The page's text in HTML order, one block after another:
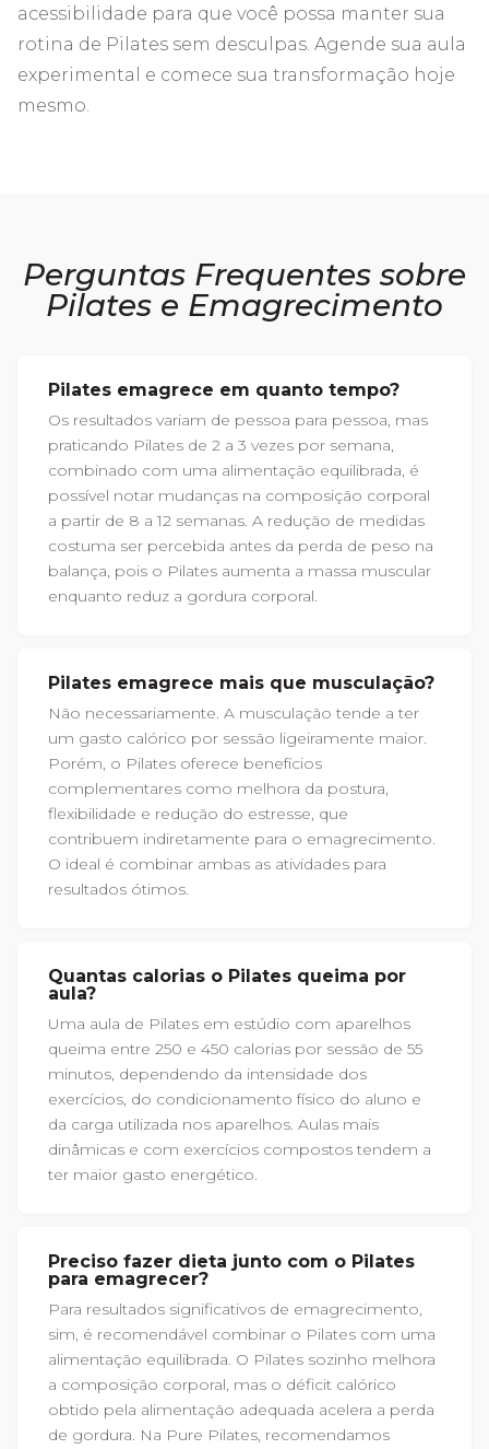
acessibilidade para que você possa manter sua
rotina de Pilates sem desculpas. Agende sua aula
experimental e comece sua transformação hoje
mesmo.
Perguntas Frequentes sobre
Pilates e Emagrecimento
Pilates emagrece em quanto tempo?
Os resultados variam de pessoa para pessoa, mas
praticando Pilates de 2 a 3 vezes por semana,
combinado com uma alimentação equilibrada, é
possível notar mudanças na composição corporal
a partir de 8 a 12 semanas. A redução de medidas
costuma ser percebida antes da perda de peso na
balança, pois o Pilates aumenta a massa muscular
enquanto reduz a gordura corporal.
Pilates emagrece mais que musculação?
Não necessariamente. A musculação tende a ter
um gasto calórico por sessão ligeiramente maior.
Porém, o Pilates oferece benefícios
complementares como melhora da postura,
flexibilidade e redução do estresse, que
contribuem indiretamente para o emagrecimento.
O ideal é combinar ambas as atividades para
resultados ótimos.
Quantas calorias o Pilates queima por
aula?
Uma aula de Pilates em estúdio com aparelhos
queima entre 250 e 450 calorias por sessão de 55
minutos, dependendo da intensidade dos
exercícios, do condicionamento físico do aluno e
da carga utilizada nos aparelhos. Aulas mais
dinâmicas e com exercícios compostos tendem a
ter maior gasto energético.
Preciso fazer dieta junto com o Pilates
para emagrecer?
Para resultados significativos de emagrecimento,
sim, é recomendável combinar o Pilates com uma
alimentação equilibrada. O Pilates sozinho melhora
a composição corporal, mas o déficit calórico
obtido pela alimentação adequada acelera a perda
de gordura. Na Pure Pilates, recomendamos